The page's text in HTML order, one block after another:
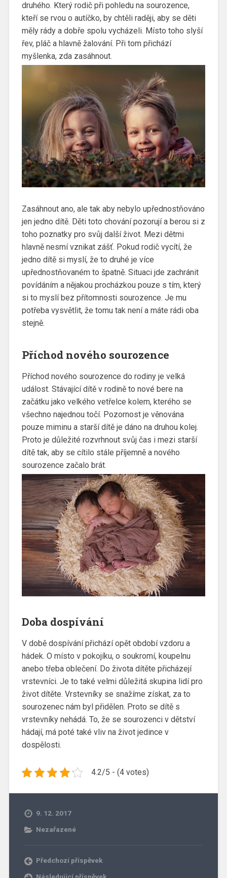
druhého. Který rodič při pohledu na sourozence,
kteří se rvou o autíčko, by chtěli raději, aby se děti
měly rády a dobře spolu vycházeli. Místo toho slyší
řev, pláč a hlavně žalování. Při tom přichází
myšlenka, zda zasáhnout.
Zasáhnout ano, ale tak aby nebylo upřednostňováno
jen jedno dítě. Děti toto chování pozorují a berou si z
toho poznatky pro svůj další život. Mezi dětmi
hlavně nesmí vznikat zášť. Pokud rodič vycítí, že
jedno dítě si myslí, že to druhé je více
upřednostňovaném to špatně. Situaci jde zachránit
povídáním a nějakou procházkou pouze s tím, který
si to myslí bez přítomnosti sourozence. Je mu
potřeba vysvětlit, že tomu tak není a máte rádi oba
stejně.
Příchod nového sourozence
Příchod nového sourozence do rodiny je velká
událost. Stávající dítě v rodině to nové bere na
začátku jako velkého vetřelce kolem, kterého se
všechno najednou točí. Pozornost je věnována
pouze miminu a starší dítě je dáno na druhou kolej.
Proto je důležité rozvrhnout svůj čas i mezi starší
dítě tak, aby se cítilo stále příjemně a nového
sourozence začalo brát.
Doba dospívání
V době dospívání přichází opět období vzdoru a
hádek. O místo v pokojíku, o soukromí, koupelnu
anebo třeba oblečení. Do života dítěte přicházejí
vrstevníci. Je to také velmi důležitá skupina lidí pro
život dítěte. Vrstevníky se snažíme získat, za to
sourozenec nám byl přidělen. Proto se dítě s
vrstevníky nehádá. To, že se sourozenci v dětství
hádají, má poté také vliv na život jedince v
dospělosti.
4.2/5 - (4 votes)
9. 12. 2017
Nezařazené
Předchozí příspěvek
Následující příspěvek